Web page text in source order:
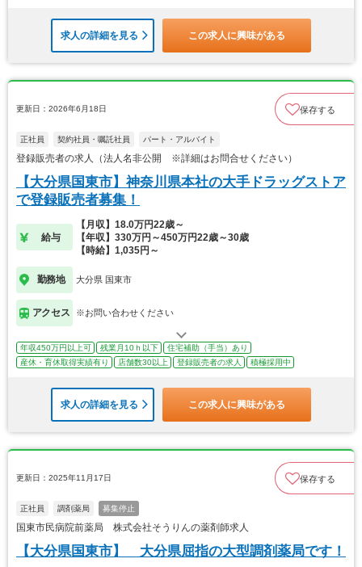
求人の詳細を見る この求人に興味がある
更新日：2026年6月18日 保存する
正社員 契約社員・嘱託社員 パート・アルバイト
登録販売者の求人（法人名非公開 ※詳細はお問合せください）
【大分県国東市】神奈川県本社の大手ドラッグストア
で登録販売者募集！
給与
【月収】18.0万円22歳～
【年収】330万円～450万円22歳～30歳
【時給】1,035円～
勤務地 大分県 国東市
アクセス ※お問い合わせください
年収450万円以上可 残業月10ｈ以下
住宅補助（手当）あり
産休・育休取得実績有り
店舗数30以上 登録販売者の求人 積極採用中
求人の詳細を見る この求人に興味がある
更新日：2025年11月17日 保存する
正社員 調剤薬局 募集停止
国東市民病院前薬局 株式会社そうりんの薬剤師求人
【大分県国東市】 大分県屈指の大型調剤薬局です！